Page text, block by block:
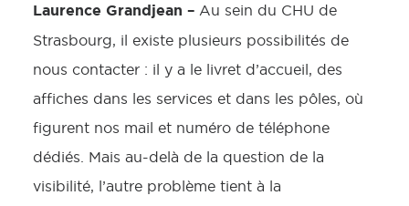
Laurence Grandjean – Au sein du CHU de
Strasbourg, il existe plusieurs possibilités de
nous contacter : il y a le livret d’accueil, des
affiches dans les services et dans les pôles, où
figurent nos mail et numéro de téléphone
dédiés. Mais au-delà de la question de la
visibilité, l’autre problème tient à la